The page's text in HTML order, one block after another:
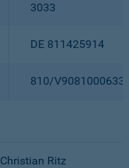
3033
DE 811425914
810/
Christian Ritz